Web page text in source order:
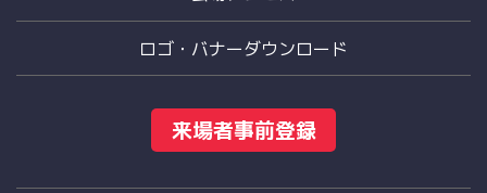
ロゴ・バナーダウンロード
来場者事前登録